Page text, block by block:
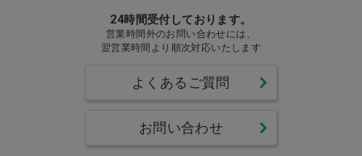
24時間受付しております。
営業時間外のお問い合わせには、
翌営業時間より順次対応いたします
よくあるご質問
お問い合わせ